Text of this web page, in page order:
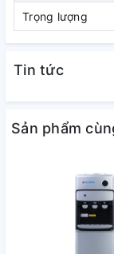
trọng cho văn
Trọng lượng
Tin tức
Sản phẩm